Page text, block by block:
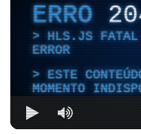
ERRO
HLS.JS FATAL
ERROR
ESTE
MOMENTO